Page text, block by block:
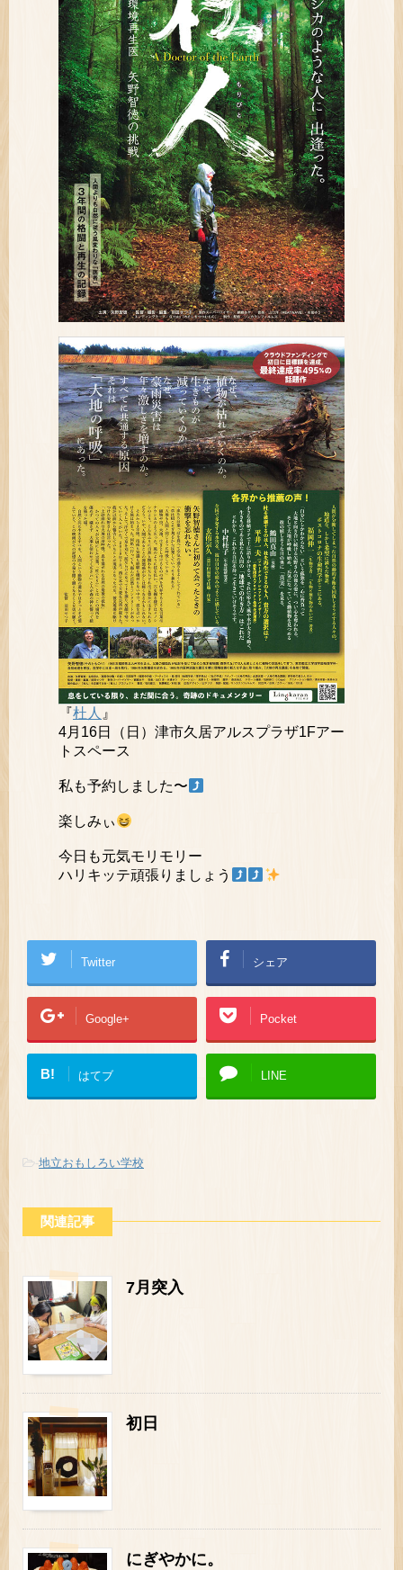
『杜人 』
4月16日（日）津市久居アルスプラザ1Fアー
トスペース
私も予約しました〜
楽しみぃ
今日も元気モリモリー
ハリキッテ頑張りましょう
Twitter シェア
Google+ Pocket
B! はてブ LINE
-地立おもしろい学校
関連記事
7月突入
初日
にぎやかに。